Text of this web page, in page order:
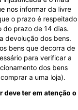
nos informar da livre
o prazo é respeitado
do prazo de 14 dias.
devolução dos bens.
bens que decorra de
para verificar a
dos bens
a uma loja).
deve ter em atenção o